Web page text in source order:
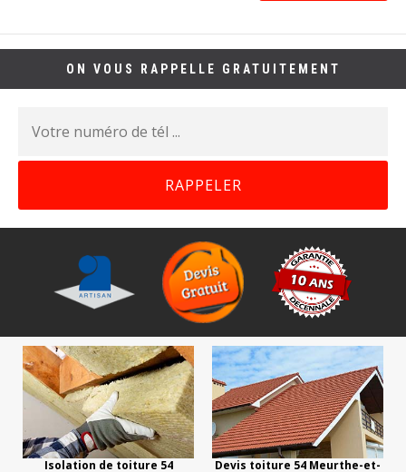
ON VOUS RAPPELLE GRATUITEMENT
Isolation de toiture 54
Devis toiture 54 Meurthe-et-